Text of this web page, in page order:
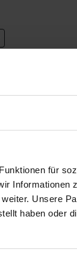
für
Informationen
Unsere
haben oder
Next